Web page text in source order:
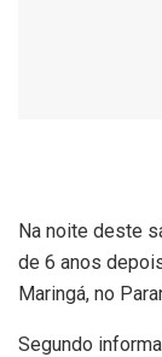
Na noite deste
de 6 anos
Maringá, no
Segundo